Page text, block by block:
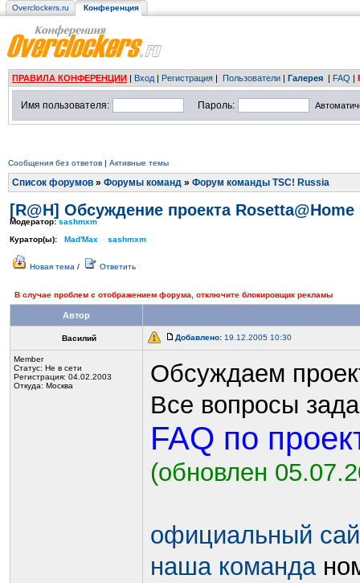
Overclockers.ru Конференция
ПРАВИЛА КОНФЕРЕНЦИИ | Вход | Регистрация | Пользователи | Галерея | FAQ |
Имя пользователя: Пароль:
Сообщения без ответов | Активные темы
Список форумов » Форумы команд » Форум команды TSC! Russia
[R@H] Обсуждение проекта Rosetta@Home
Модератор:sashmxm
Куратор(ы): Mad'Max sashmxm
Новая тема / Ответить
В случае проблем с отображением форума, отключите блокировщик рекламы
Автор
Василий Добавлено: 19.12.2005 10:30
Member
Статус: Не в сети
Регистрация: 04.02.2003
Откуда: Москва
Обсуждаем
Все вопросы
FAQ по
(обновлен
официальный
наша команда